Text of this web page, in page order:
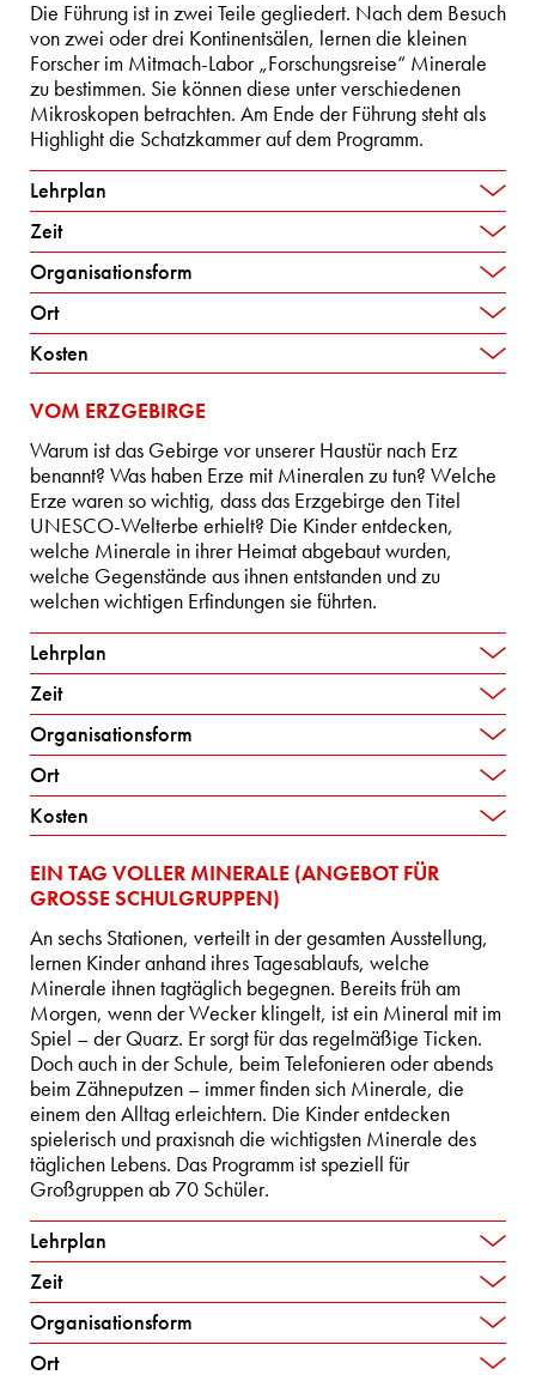
Die Führung ist in zwei Teile gegliedert. Nach dem Besuch
von zwei oder drei Kontinentsälen, lernen die kleinen
Forscher im Mitmach-Labor „Forschungsreise“ Minerale
zu bestimmen. Sie können diese unter verschiedenen
Mikroskopen betrachten. Am Ende der Führung steht als
Highlight die Schatzkammer auf dem Programm.
Lehrplan
Zeit
Organisationsform
Ort
Kosten
VOM ERZGEBIRGE
Warum ist das Gebirge vor unserer Haustür nach Erz
benannt? Was haben Erze mit Mineralen zu tun? Welche
Erze waren so wichtig, dass das Erzgebirge den Titel
UNESCO-Welterbe erhielt? Die Kinder entdecken,
welche Minerale in ihrer Heimat abgebaut wurden,
welche Gegenstände aus ihnen entstanden und zu
welchen wichtigen Erfindungen sie führten.
Lehrplan
Zeit
Organisationsform
Ort
Kosten
EIN TAG VOLLER MINERALE (ANGEBOT FÜR
GROSSE SCHULGRUPPEN)
An sechs Stationen, verteilt in der gesamten Ausstellung,
lernen Kinder anhand ihres Tagesablaufs, welche
Minerale ihnen tag­täglich begegnen. Bereits früh am
Morgen, wenn der Wecker klingelt, ist ein Mineral mit im
Spiel – der Quarz. Er sorgt für das regelmäßige Ticken.
Doch auch in der Schule, beim Telefonieren oder abends
beim Zähneputzen – immer finden sich Minerale, die
einem den Alltag erleichtern. Die Kinder entdecken
spielerisch und praxisnah die wichtigsten Minerale des
täglichen Lebens. Das Programm ist speziell für
Großgruppen ab 70 Schüler.
Lehrplan
Zeit
Organisationsform
Ort